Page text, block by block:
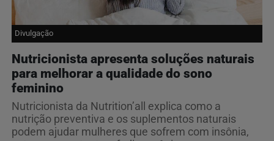
Divulgação
Nutricionista apresenta soluções naturais
para melhorar a qualidade do sono
feminino
Nutricionista da Nutrition’all explica como a
nutrição preventiva e os suplementos naturais
podem ajudar mulheres que sofrem com insônia,